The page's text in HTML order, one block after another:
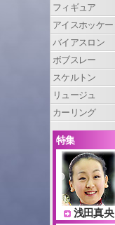
フィギュア
アイスホッケー
バイアスロン
ボブスレー
スケルトン
リュージュ
カーリング
特集
浅田真央